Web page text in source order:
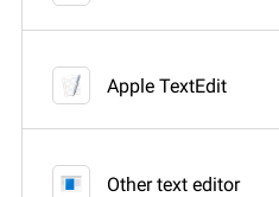
Apple TextEdit
Other text editor